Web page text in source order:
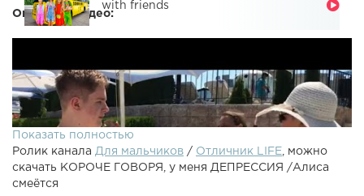
with friends
Описание видео:
Показать полностью
Ролик канала Для мальчиков / Отличник LIFE , можно
скачать КОРОЧЕ ГОВОРЯ, у меня ДЕПРЕССИЯ /Алиса
смеётся